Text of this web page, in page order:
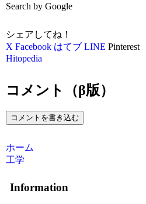
Search by Google
シェアしてね！
X Facebook はてブ LINE Pinterest
Hitopedia
コメント（β版）
コメントを書き込む
ホーム
工学
Information